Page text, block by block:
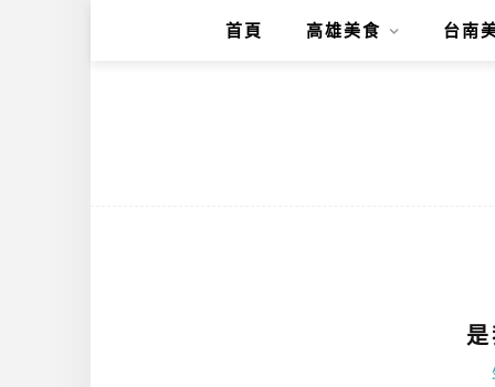
首頁 高雄美食 台南